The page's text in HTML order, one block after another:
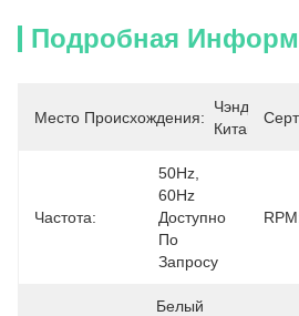
Подробная
Место Происхождения:
Чэнду,
Китай
Частота:
50Hz,
60Hz
Доступно
По
Запросу
Белый